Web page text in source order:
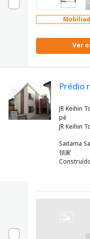
Ver
Prédio
JR Keihin
pé
Saitama
領家